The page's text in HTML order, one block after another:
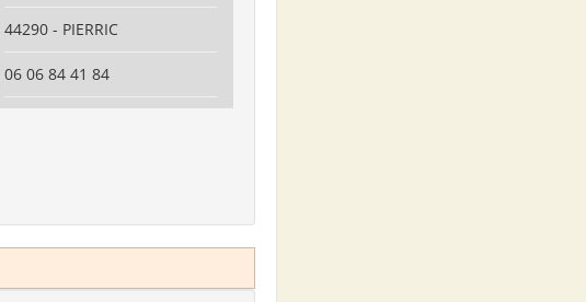
44290 - PIERRIC
06 06 84 41 84